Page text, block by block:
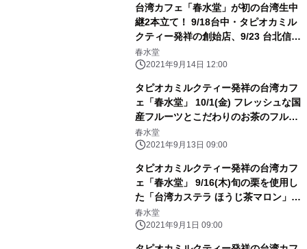
台湾カフェ「春水堂」が初の台湾生中
継2本立て！ 9/18台中・タピオカミル
クティー発祥の創始店、9/23 台北信義
店に現地ガイドが潜入
春水堂
2021年9月14日 12:00
タピオカミルクティー発祥の台湾カフ
ェ「春水堂」 10/1(金) フレッシュな国
産フルーツとこだわりのお茶のフルー
ツティー第3弾「果肉茶 梨鉄観音」
春水堂
2021年9月13日 09:00
タピオカミルクティー発祥の台湾カフ
ェ「春水堂」 9/16(木)旬の栗を使用し
た「台湾カステラ ほうじ茶マロン」期
間限定新発売
春水堂
2021年9月1日 09:00